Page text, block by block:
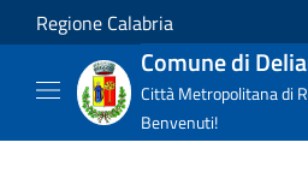
Salta al contenuto principale
Regione Calabria
Comune di
Città Metropolitana di
Benvenuti!